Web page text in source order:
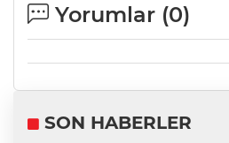
Yorumlar (0)
SON HABERLER